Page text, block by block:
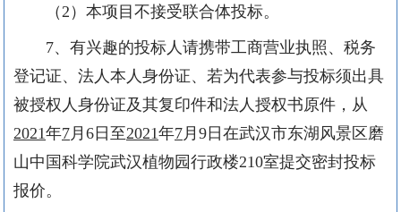
（ 2 ）本项目不接受联合体投标。
7、有兴趣的投标人请携带工商营业执照、税务
登记证、法人本人身份证、若为代表参与投标须出具
被授权人身份证及其复印件和法人授权书原件，从
2021年7 月 6日至2021年7 月 9日在武汉市东湖风景区磨
山中国科学院武汉植物园行政楼210室提交密封投标
报价。